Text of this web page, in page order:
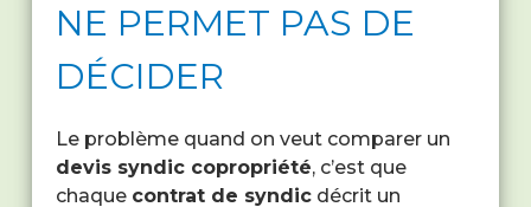
NE PERMET PAS DE
DÉCIDER
Le problème quand on veut comparer un
devis syndic copropriété, c’est que
chaque contrat de syndicdécrit un